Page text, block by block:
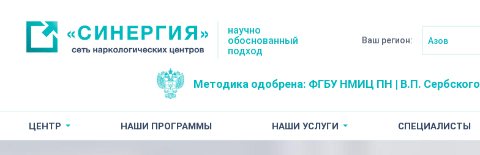
научно
обоснованный
подход
Ваш регион: Азов
Методика одобрена: ФГБУ НМИЦ ПН | В.П. Сербского
ЦЕНТР НАШИ ПРОГРАММЫ НАШИ УСЛУГИ СПЕЦИАЛИСТЫ